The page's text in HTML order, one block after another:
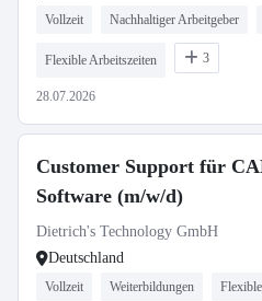
Vollzeit Nachhaltiger Arbeitgeber
Flexible Arbeitszeiten 3
28.07.2026
Customer Support für
Software (m/w/d)
Dietrich's Technology GmbH
Deutschland
Vollzeit Weiterbildungen